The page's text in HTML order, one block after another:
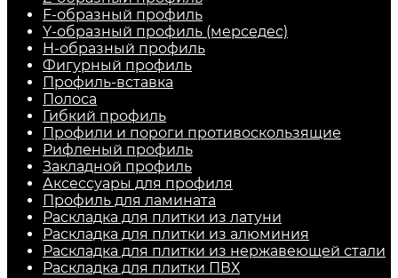
F-образный профиль
Y-образный профиль (мерседес)
H-образный профиль
Фигурный профиль
Профиль-вставка
Полоса
Гибкий профиль
Профили и пороги противоскользящие
Рифленый профиль
Закладной профиль
Аксессуары для профиля
Профиль для ламината
Раскладка для плитки из латуни
Раскладка для плитки из алюминия
Раскладка для плитки из нержавеющей стали
Раскладка для плитки ПВХ